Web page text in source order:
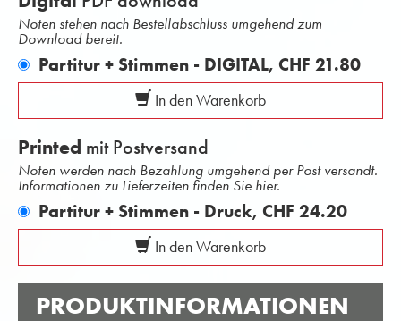
Noten stehen nach Bestellabschluss umgehend zum
Download bereit.
Partitur + Stimmen - DIGITAL, CHF 21.80
In den Warenkorb
Printed mit Postversand
Noten werden nach Bezahlung umgehend per Post versandt.
Informationen zu Lieferzeiten finden Sie hier.
Partitur + Stimmen - Druck, CHF 24.20
In den Warenkorb
PRODUKTINFORMATIONEN